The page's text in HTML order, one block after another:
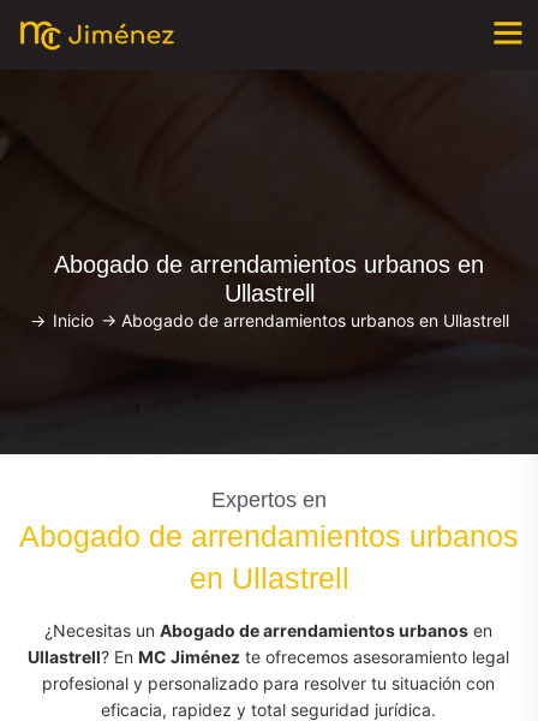
Abogado de arrendamientos urbanos en
Ullastrell
-> Inicio -> Abogado de arrendamientos urbanos en Ullastrell
Expertos en
Abogado de arrendamientos urbanos
en Ullastrell
¿Necesitas unAbogado de arrendamientos urbanos en
Ullastrell? EnMC Jiménez te ofrecemos asesoramiento legal
profesional y personalizado para resolver tu situación con
eficacia, rapidez y total seguridad jurídica.